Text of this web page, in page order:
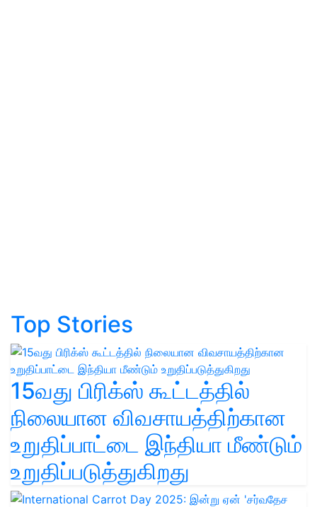
Top Stories
15வது பிரிக்ஸ் கூட்டத்தில்
நிலையான விவசாயத்திற்கான
உறுதிப்பாட்டை இந்தியா மீண்டும்
உறுதிப்படுத்துகிறது